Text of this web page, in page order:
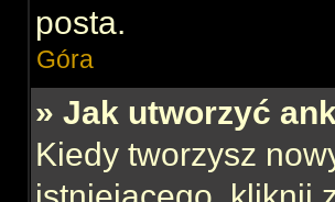
posta.
Góra
» Jak utworzyć
Kiedy tworzysz